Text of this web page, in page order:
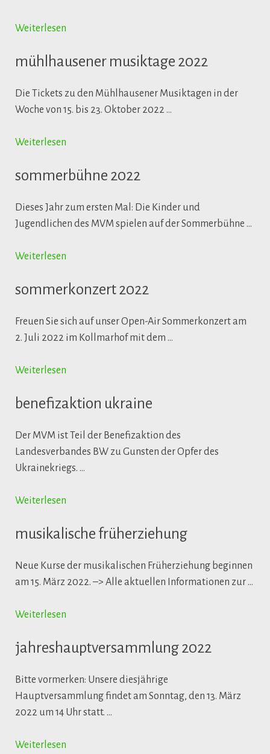
Weiterlesen
mühlhausener musiktage 2022
Die Tickets zu den Mühlhausener Musiktagen in der
Woche von 15. bis 23. Oktober 2022 …
Weiterlesen
sommerbühne 2022
Dieses Jahr zum ersten Mal: Die Kinder und
Jugendlichen des MVM spielen auf der Sommerbühne …
Weiterlesen
sommerkonzert 2022
Freuen Sie sich auf unser Open-Air Sommerkonzert am
2. Juli 2022 im Kollmarhof mit dem …
Weiterlesen
benefizaktion ukraine
Der MVM ist Teil der Benefizaktion des
Landesverbandes BW zu Gunsten der Opfer des
Ukrainekriegs. …
Weiterlesen
musikalische früherziehung
Neue Kurse der musikalischen Früherziehung beginnen
am 15. März 2022. –> Alle aktuellen Informationen zur …
Weiterlesen
jahreshauptversammlung 2022
Bitte vormerken: Unsere diesjährige
Hauptversammlung findet am Sonntag, den 13. März
2022 um 14 Uhr statt. …
Weiterlesen